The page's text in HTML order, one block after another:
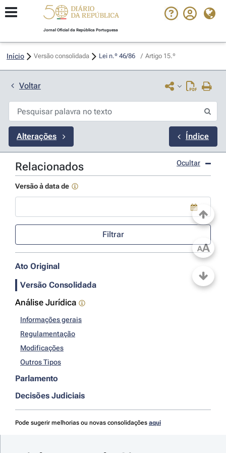
Jornal Oficial da República Portuguesa
Início Versão consolidada Lei n.º 46/86 / Artigo 15.º
Voltar
Alterações Índice
Relacionados Ocultar
Versão à data de
Use a tecla de seta para baixo para abrir o calendário; Use as
Filtrar
Ato Original
Versão Consolidada
Análise Jurídica
Informações gerais
Regulamentação
Modificações
Outros Tipos
Parlamento
Decisões Judiciais
Pode sugerir melhorias ou novas consolidações aqui
AA